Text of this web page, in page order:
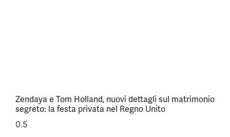
Zendaya e Tom Holland, nuovi dettagli sul matrimonio
segreto: la festa privata nel Regno Unito